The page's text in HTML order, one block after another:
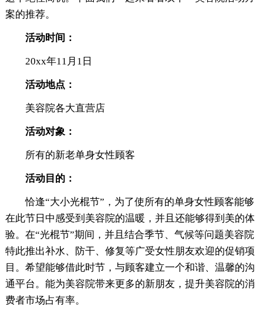
案的推荐。
活动时间：
20xx年11月1日
活动地点：
美容院各大直营店
活动对象：
所有的新老单身女性顾客
活动目的：
恰逢“大小光棍节”，为了使所有的单身女性顾客能够
在此节日中感受到美容院的温暖，并且还能够得到美的体
验。在“光棍节”期间，并且结合季节、气候等问题美容院
特此推出补水、防干、修复等广受女性朋友欢迎的促销项
目。希望能够借此时节，与顾客建立一个和谐、温馨的沟
通平台。能为美容院带来更多的新朋友，提升美容院的消
费者市场占有率。